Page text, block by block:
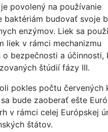
povolený na používanie
budovať svoje
enzýmov. Liek sa
liek v rámci mechanizmu
bezpečnosti a účinnosti,
štúdií fázy III.
pokles počtu červených
bude zaoberať ešte
v rámci celej Európskej
štátov.